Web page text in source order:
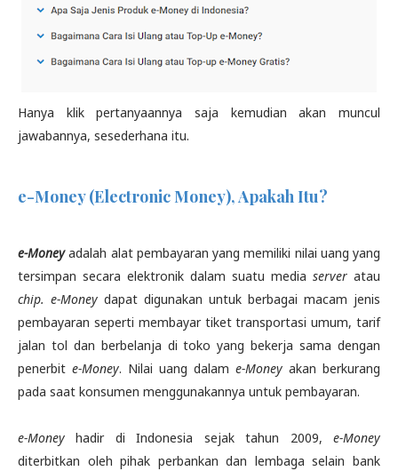
Hanya klik pertanyaannya saja kemudian akan muncul
jawabannya, sesederhana itu.
e-Money (Electronic Money), Apakah Itu?
e-Moneyadalah alat pembayaran yang memiliki nilai uang yang
tersimpan secara elektronik dalam suatu media server atau
chip. e-Money dapat digunakan untuk berbagai macam jenis
pembayaran seperti membayar tiket transportasi umum, tarif
jalan tol dan berbelanja di toko yang bekerja sama dengan
penerbit e-Money. Nilai uang dalam e-Money akan berkurang
pada saat konsumen menggunakannya untuk pembayaran.
e-Money hadir di Indonesia sejak tahun 2009, e-Money
diterbitkan oleh pihak perbankan dan lembaga selain bank